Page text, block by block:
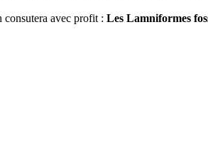
consutera avec profit : Les Lamniformes